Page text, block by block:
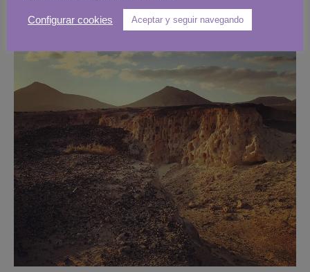
Configurar cookies Aceptar y seguir navegando